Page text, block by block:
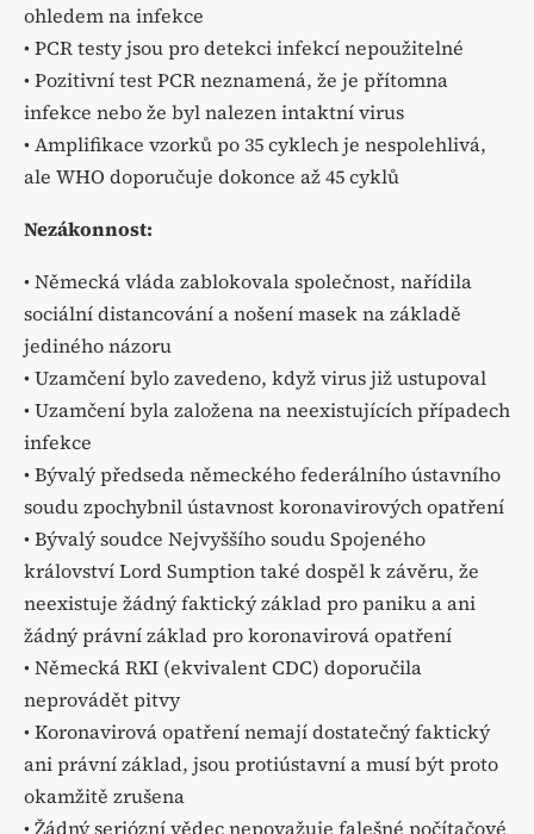
ohledem na infekce
• PCR testy jsou pro detekci infekcí nepoužitelné
• Pozitivní test PCR neznamená, že je přítomna
infekce nebo že byl nalezen intaktní virus
• Amplifikace vzorků po 35 cyklech je nespolehlivá,
ale WHO doporučuje dokonce až 45 cyklů
Nezákonnost:
• Německá vláda zablokovala společnost, nařídila
sociální distancování a nošení masek na základě
jediného názoru
• Uzamčení bylo zavedeno, když virus již ustupoval
• Uzamčení byla založena na neexistujících případech
infekce
• Bývalý předseda německého federálního ústavního
soudu zpochybnil ústavnost koronavirových opatření
• Bývalý soudce Nejvyššího soudu Spojeného
království Lord Sumption také dospěl k závěru, že
neexistuje žádný faktický základ pro paniku a ani
žádný právní základ pro koronavirová opatření
• Německá RKI (ekvivalent CDC) doporučila
neprovádět pitvy
• Koronavirová opatření nemají dostatečný faktický
ani právní základ, jsou protiústavní a musí být proto
okamžitě zrušena
• Žádný seriózní vědec nepovažuje falešné počítačové